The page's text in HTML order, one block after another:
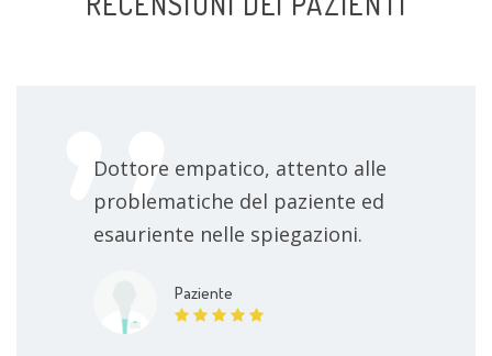
Dottore empatico, attento alle
problematiche del paziente ed
esauriente nelle spiegazioni.
Paziente